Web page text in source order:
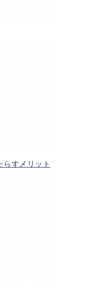
らすメリット